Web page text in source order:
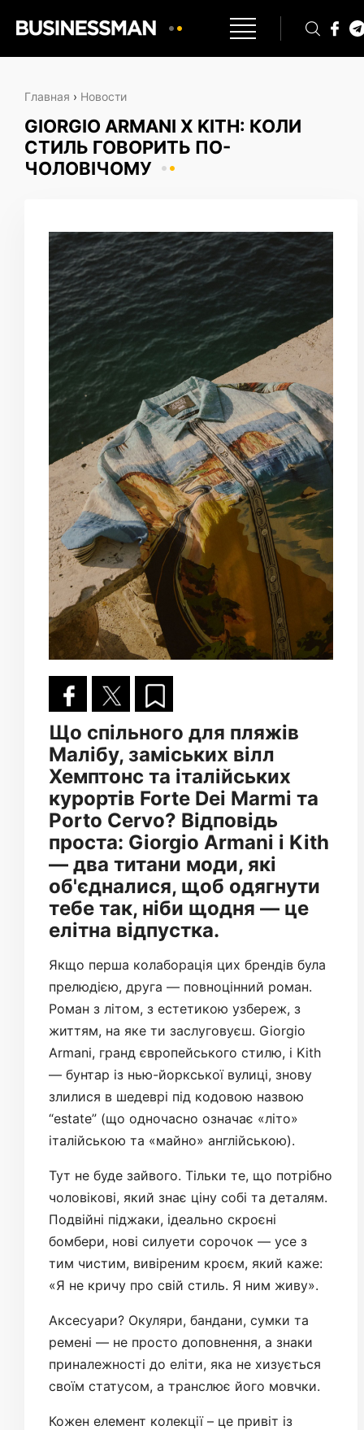
Главная › Новости
GIORGIO ARMANI X KITH: КОЛИ
СТИЛЬ ГОВОРИТЬ ПО-
ЧОЛОВІЧОМУ
Що спільного для пляжів
Малібу, заміських вілл
Хемптонс та італійських
курортів Forte Dei Marmi та
Porto Cervo? Відповідь
проста: Giorgio Armani і Kith
— два титани моди, які
об'єдналися, щоб одягнути
тебе так, ніби щодня — це
елітна відпустка.
Якщо перша колаборація цих брендів була
прелюдією, друга — повноцінний роман.
Роман з літом, з естетикою узбереж, з
життям, на яке ти заслуговуєш. Giorgio
Armani, гранд європейського стилю, і Kith
— бунтар із нью-йоркської вулиці, знову
злилися в шедеврі під кодовою назвою
“estate” (що одночасно означає «літо»
італійською та «майно» англійською).
Тут не буде зайвого. Тільки те, що потрібно
чоловікові, який знає ціну собі та деталям.
Подвійні піджаки, ідеально скроєні
бомбери, нові силуети сорочок — усе з
тим чистим, вивіреним кроєм, який каже:
«Я не кричу про свій стиль. Я ним живу».
Аксесуари? Окуляри, бандани, сумки та
ремені — не просто доповнення, а знаки
приналежності до еліти, яка не хизується
своїм статусом, а транслює його мовчки.
Кожен елемент колекції – це привіт із